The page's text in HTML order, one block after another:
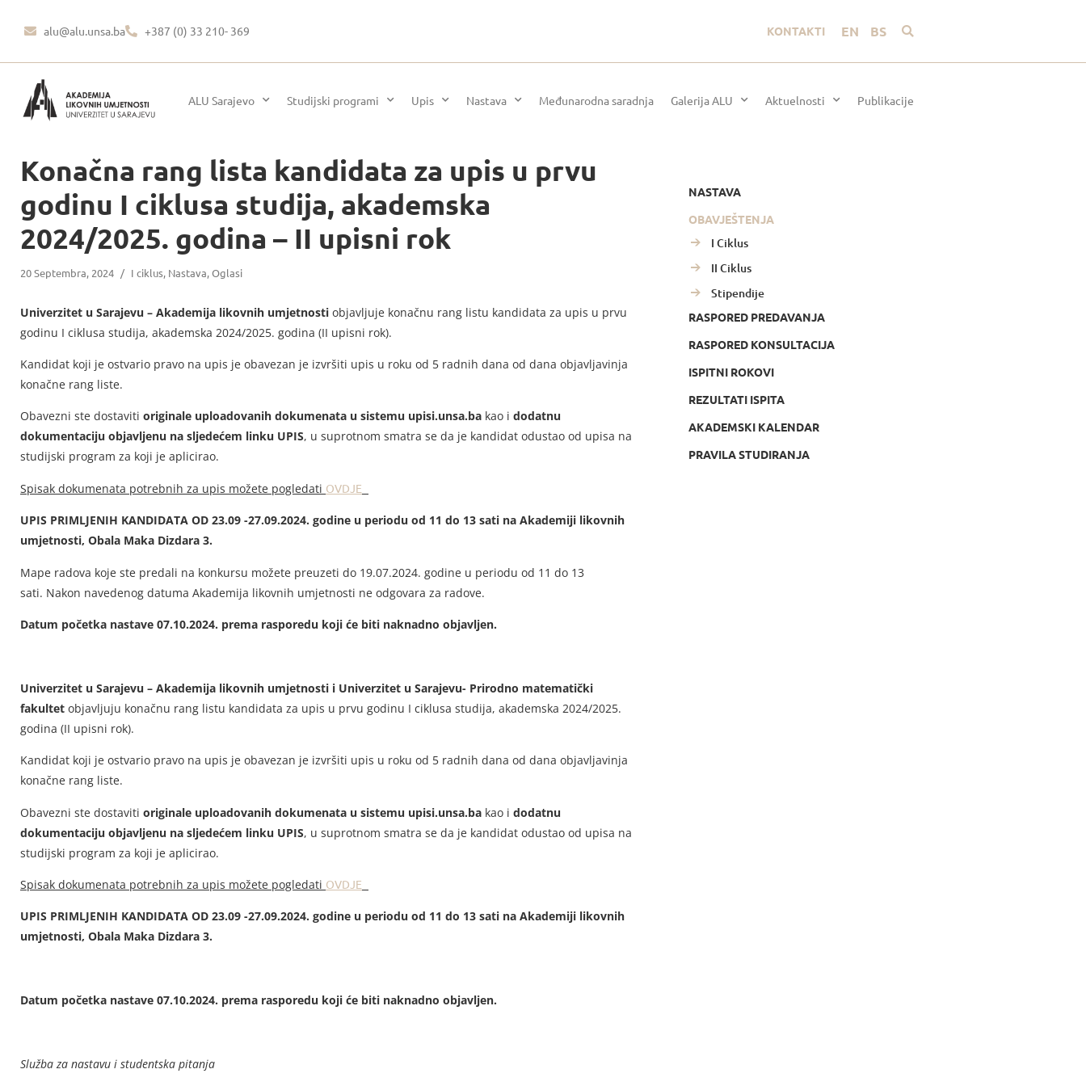
alu@alu.unsa.ba +387 (0) 33 210- 369 KONTAKTI EN BS
ALU Sarajevo Studijski programi Upis Nastava Međunarodna saradnja Galerija ALU Aktuelnosti Publikacije
Konačna rang lista kandidata za upis u prvu
godinu I ciklusa studija, akademska
2024/2025. godina – II upisni rok
20 Septembra, 2024 / I ciklus, Nastava,Oglasi
Univerzitet u Sarajevu – Akademija likovnih umjetnosti objavljuje konačnu rang listu kandidata za upis u prvu
godinu I ciklusa studija, akademska 2024/2025. godina (II upisni rok).
Kandidat koji je ostvario pravo na upis je obavezan je izvršiti upis u roku od 5 radnih dana od dana objavljavinja
konačne rang liste.
Obavezni ste dostaviti originale uploadovanih dokumenata u sistemu upisi.unsa.ba kao i dodatnu
dokumentaciju objavljenu na sljedećem linku UPIS, u suprotnom smatra se da je kandidat odustao od upisa na
studijski program za koji je aplicirao.
Spisak dokumenata potrebnih za upis možete pogledati OVDJE
UPIS PRIMLJENIH KANDIDATA OD 23.09 -27.09.2024. godine u periodu od 11 do 13 sati na Akademiji likovnih
umjetnosti, Obala Maka Dizdara 3.
Mape radova koje ste predali na konkursu možete preuzeti do 19.07.2024. godine u periodu od 11 do 13
sati. Nakon navedenog datuma Akademija likovnih umjetnosti ne odgovara za radove.
Datum početka nastave 07.10.2024. prema rasporedu koji će biti naknadno objavljen.
Univerzitet u Sarajevu – Akademija likovnih umjetnosti i Univerzitet u Sarajevu- Prirodno matematički
fakultet objavljuju konačnu rang listu kandidata za upis u prvu godinu I ciklusa studija, akademska 2024/2025.
godina (II upisni rok).
Kandidat koji je ostvario pravo na upis je obavezan je izvršiti upis u roku od 5 radnih dana od dana objavljavinja
konačne rang liste.
Obavezni ste dostaviti originale uploadovanih dokumenata u sistemu upisi.unsa.ba kao i dodatnu
dokumentaciju objavljenu na sljedećem linku UPIS, u suprotnom smatra se da je kandidat odustao od upisa na
studijski program za koji je aplicirao.
Spisak dokumenata potrebnih za upis možete pogledati OVDJE
UPIS PRIMLJENIH KANDIDATA OD 23.09 -27.09.2024. godine u periodu od 11 do 13 sati na Akademiji likovnih
umjetnosti, Obala Maka Dizdara 3.
Datum početka nastave 07.10.2024. prema rasporedu koji će biti naknadno objavljen.
Služba za nastavu i studentska pitanja
NASTAVA
OBAVJEŠTENJA
I Ciklus
II Ciklus
Stipendije
RASPORED PREDAVANJA
RASPORED KONSULTACIJA
ISPITNI ROKOVI
REZULTATI ISPITA
AKADEMSKI KALENDAR
PRAVILA STUDIRANJA